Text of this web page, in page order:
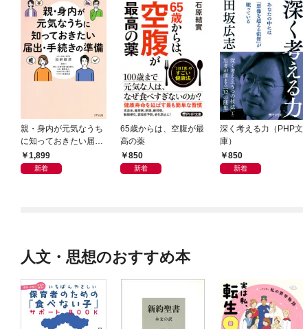
親・身内が元気なうち
に知っておきたい届
出・手続きの準備（き
ずな出版）
1,899
新着
65歳からは、空腹が最
高の薬
850
新着
深く考える力（PHP文
庫）
850
新着
人文・思想のおすすめ本